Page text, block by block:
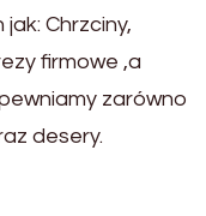
Chrzciny,
firmowe ,a
zarówno
desery.